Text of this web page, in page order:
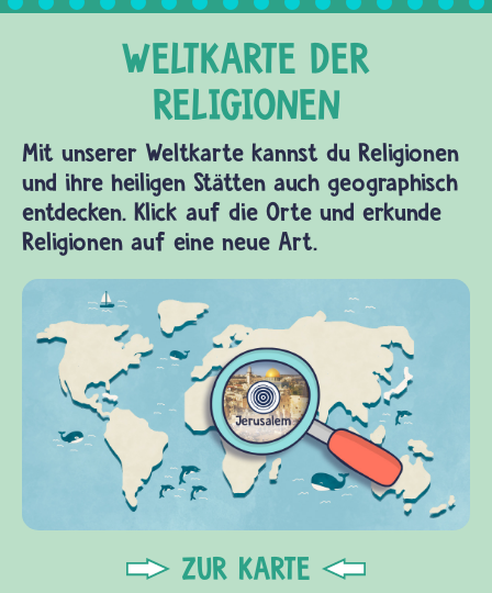
Mit unserer Weltkarte kannst du Religionen
und ihre heiligen Stätten auch geographisch
entdecken. Klick auf die Orte und erkunde
Religionen auf eine neue Art.
ZUR KARTE